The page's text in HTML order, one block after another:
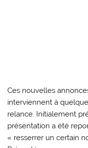
Ces nouvelles
interviennent à
relance. Initialement
présentation a été
« resserrer un certain